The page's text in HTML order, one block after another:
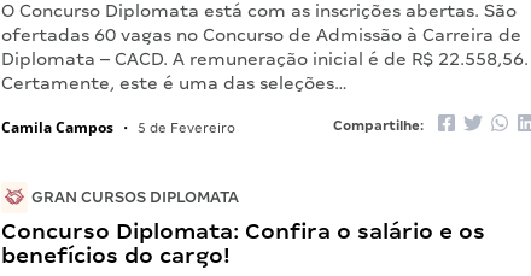
O Concurso Diplomata está com as inscrições abertas. São
ofertadas 60 vagas no Concurso de Admissão à Carreira de
Diplomata – CACD. A remuneração inicial é de R$ 22.558,56.
Certamente, este é uma das seleções…
Camila Campos • 5 de Fevereiro Compartilhe:
GRAN CURSOS DIPLOMATA
Concurso Diplomata: Confira o salário e os
benefícios do cargo!